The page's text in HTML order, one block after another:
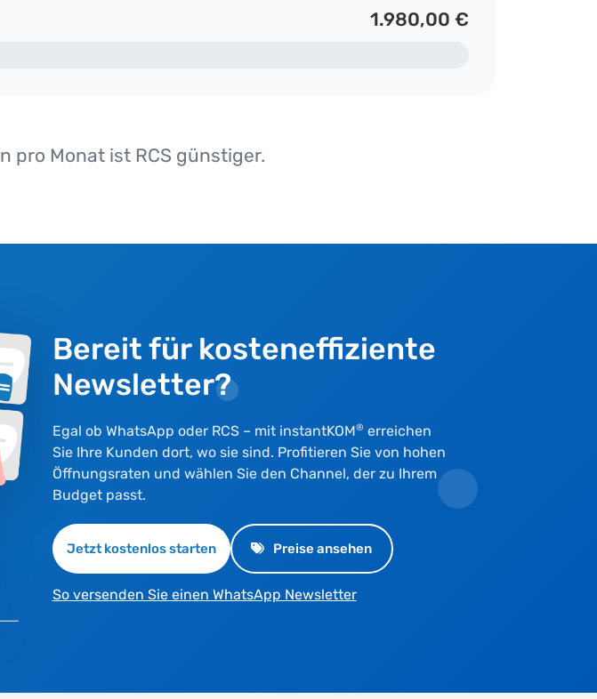
1.980,00 €
pro Monat ist RCS günstiger.
Bereit für kosteneffiziente
Newsletter?
Egal ob WhatsApp oder RCS – mit instantKOM® erreichen
Sie Ihre Kunden dort, wo sie sind. Profitieren Sie von hohen
Öffnungsraten und wählen Sie den Channel, der zu Ihrem
Budget passt.
Jetzt kostenlos starten Preise ansehen
So versenden Sie einen WhatsApp Newsletter